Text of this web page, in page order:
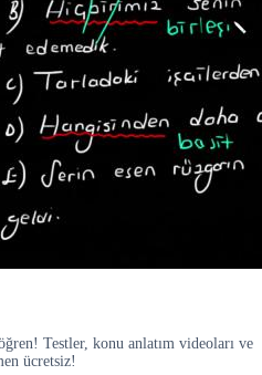
Testler, konu anlatım videoları ve
ücretsiz!